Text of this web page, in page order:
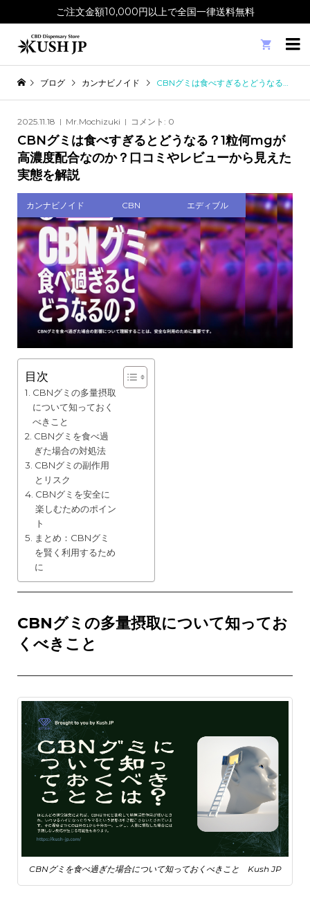
ご注文金額10,000円以上で全国一律送料無料

ブログ カンナビノイド CBNグミは食べすぎるとどうなる？1粒何mgが高濃度配合なのか？口コミやレビューから見えた実態を解説
2025.11.18 Mr.Mochizuki コメント: 0
CBNグミは食べすぎるとどうなる？1粒何mgが
高濃度配合なのか？口コミやレビューから見えた
実態を解説
カンナビノイド CBN エディブル
目次
CBNグミの多量摂取
について知っておく
べきこと
CBNグミを食べ過
ぎた場合の対処法
CBNグミの副作用
とリスク
CBNグミを安全に
楽しむためのポイン
ト
まとめ：CBNグミ
を賢く利用するため
に
CBNグミの多量摂取について知ってお
くべきこと
CBNグミを食べ過ぎた場合について知っておくべきこと Kush JP